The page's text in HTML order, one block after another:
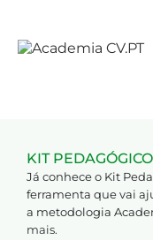
KIT PEDAGÓGICO
Já conhece o Kit
ferramenta que vai
a metodologia
mais.